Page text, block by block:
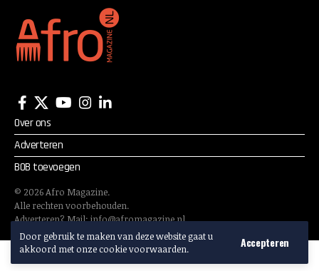
Door gebruik te maken van deze website gaat u
akkoord met onze cookie voorwaarden.
Accepteren
Over ons
Adverteren
BOB toevoegen
© 2026Afro Magazine.
Alle rechten voorbehouden.
Adverteren? Mail:info@afromagazine.nl